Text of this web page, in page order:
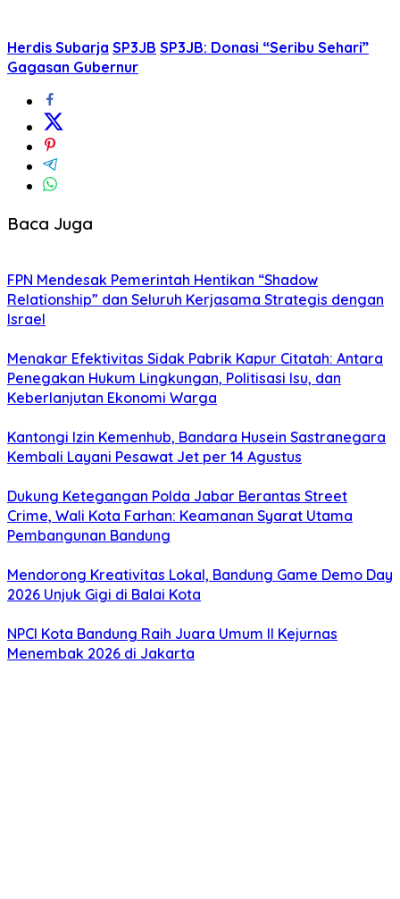
Herdis Subarja SP3JB SP3JB: Donasi “Seribu Sehari”
Gagasan Gubernur
Baca Juga
FPN Mendesak Pemerintah Hentikan “Shadow
Relationship” dan Seluruh Kerjasama Strategis dengan
Israel
Menakar Efektivitas Sidak Pabrik Kapur Citatah: Antara
Penegakan Hukum Lingkungan, Politisasi Isu, dan
Keberlanjutan Ekonomi Warga
Kantongi Izin Kemenhub, Bandara Husein Sastranegara
Kembali Layani Pesawat Jet per 14 Agustus
Dukung Ketegangan Polda Jabar Berantas Street
Crime, Wali Kota Farhan: Keamanan Syarat Utama
Pembangunan Bandung
Mendorong Kreativitas Lokal, Bandung Game Demo Day
2026 Unjuk Gigi di Balai Kota
NPCI Kota Bandung Raih Juara Umum II Kejurnas
Menembak 2026 di Jakarta